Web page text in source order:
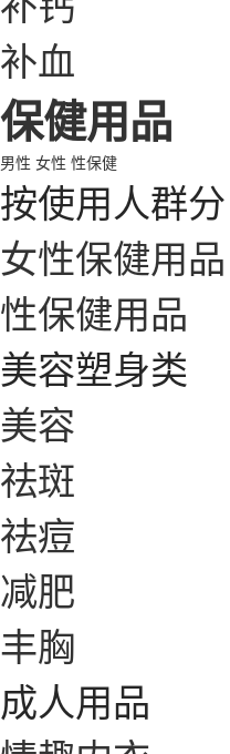
补血
保健用品
男性 女性 性保健
按使用人群分
女性保健用品
性保健用品
美容塑身类
美容
祛斑
祛痘
减肥
丰胸
成人用品